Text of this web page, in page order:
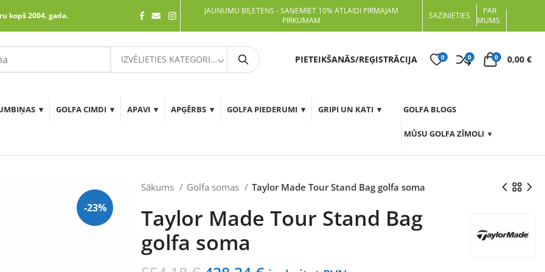
kopš 2004. gada.
JAUNUMU BIĻETENS - SAŅEMIET 10% ATLAIDI PIRMAJAM
PIRKUMAM
SAZINIETIES
PAR
MUMS
IZVĒLIETIES KATEGORIJU Meklēt PIETEIKŠANĀS/REĢISTRĀCIJA 0 0 0 0,00 €
GOLFA CIMDI APAVI APĢĒRBS GOLFA PIEDERUMI GRIPI UN KATI GOLFA BLOGS
MŪSU GOLFA ZĪMOLI
-23%
Sākums Golfa somas Taylor Made Tour Stand Bag golfa soma
Taylor Made Tour Stand Bag
golfa soma